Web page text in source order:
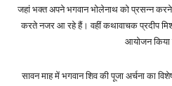
जहां भक्त अपने भगवान भोलेनाथ को प्रसन्न
करते नजर आ रहे हैं। वहीं कथावाचक प्रदीप
आयोजन किया
सावन माह में भगवान शिव की पूजा अर्चना का